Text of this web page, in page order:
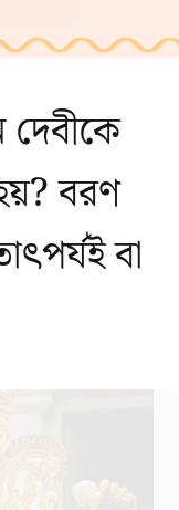
দেবীকে
বরণ
বা